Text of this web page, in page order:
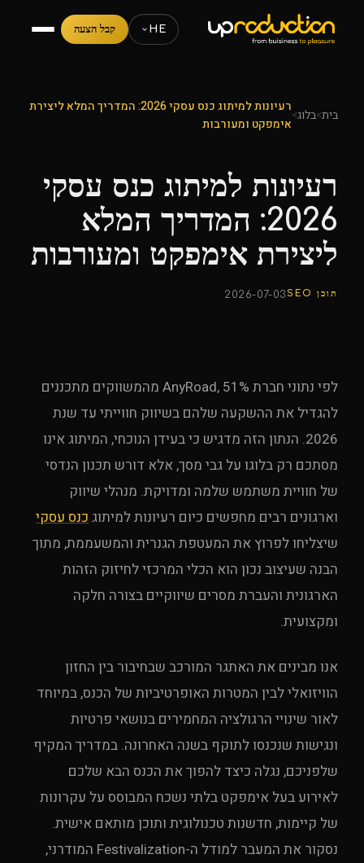
HE קבל הצעה
בית>בלוג>
רעיונות למיתוג כנס עסקי 2026: המדריך המלא ליצירת
אימפקט ומעורבות
רעיונות למיתוג כנס עסקי
2026: המדריך המלא
ליצירת אימפקט ומעורבות
תוכן SEO 2026-07-03
לפי נתוני חברת AnyRoad, 51% מהמשווקים מתכננים
להגדיל את ההשקעה שלהם בשיווק חווייתי עד שנת
2026. הנתון הזה מדגיש כי בעידן הנוכחי, המיתוג אינו
מסתכם רק בלוגו על גבי מסך, אלא דורש תכנון הנדסי
של חוויית משתמש שלמה ומדויקת. מנהלי שיווק
וארגונים רבים מחפשים כיום רעיונות למיתוגכנס עסקי
שיצליחו לפרוץ את המעטפת הגנרית והמשעממת, מתוך
הבנה שעיצוב נכון הוא הכלי המרכזי לחיזוק הזהות
הארגונית והעברת מסרים שיווקיים בצורה חלקה
ומקצועית.
אנו מבינים את האתגר המורכב שבחיבור בין החזון
הוויזואלי לבין המטרות האופרטיביות של הכנס, במיוחד
לאור שינויי הרגולציה המחמירים בנושאי פרטיות
ונגישות שנכנסו לתוקף בשנה האחרונה. במדריך המקיף
שלפניכם, נגלה כיצד להפוך את הכנס הבא שלכם
לאירוע בעל אימפקט בלתי נשכח המבוסס על עקרונות
של קיימות, חדשנות טכנולוגית ותוכן מותאם אישית.
נסקור את המעבר למודל ה-Festivalization המודרני,